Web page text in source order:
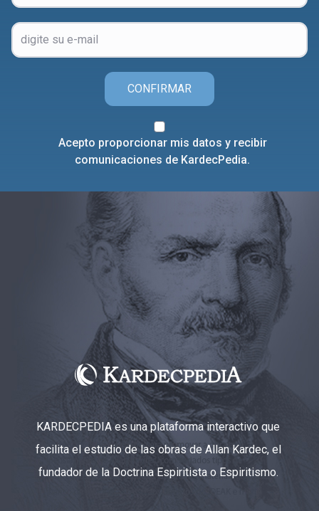
CONFIRMAR
Acepto proporcionar mis datos y recibir
comunicaciones de KardecPedia.
KARDECPEDIA es una plataforma interactivo que
facilita el estudio de las obras de Allan Kardec, el
fundador de la Doctrina Espiritista o Espiritismo.